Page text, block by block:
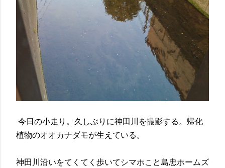
今日の小走り。久しぶりに神田川を撮影する。帰化
植物のオオカナダモが生えている。
神田川沿いをてくてく歩いてシマホこと島忠ホームズ